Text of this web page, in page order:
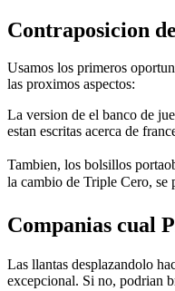
Contraposicion
Usamos los primeros
las proximos aspectos:
La version de el banco de
estan escritas acerca de
Tambien, los bolsillos
la cambio de Triple Cero, se
Companias cual
Las llantas desplazandolo
excepcional. Si no, podrian